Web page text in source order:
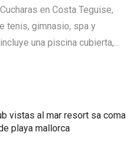
en Costa Teguise,
tenis, gimnasio, spa y
una piscina cubierta,...